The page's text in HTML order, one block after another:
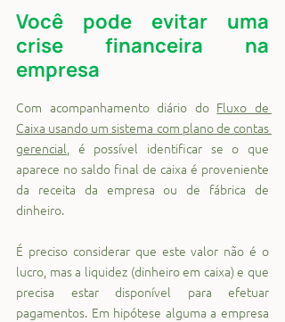
Você pode evitar uma
crise financeira na
empresa
Com acompanhamento diário do Fluxo de
Caixa usando um sistema com plano de contas
gerencial , é possível identificar se o que
aparece no saldo final de caixa é proveniente
da receita da empresa ou de fábrica de
dinheiro.
É preciso considerar que este valor não é o
lucro, mas a liquidez (dinheiro em caixa) e que
precisa estar disponível para efetuar
pagamentos. Em hipótese alguma a empresa